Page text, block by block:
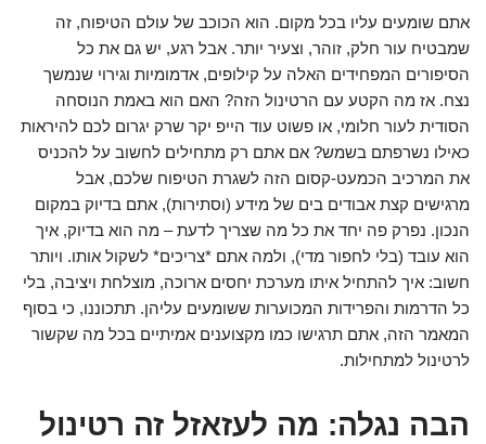
אתם שומעים עליו בכל מקום. הוא הכוכב של עולם הטיפוח, זה
שמבטיח עור חלק, זוהר, וצעיר יותר. אבל רגע, יש גם את כל
הסיפורים המפחידים האלה על קילופים, אדמומיות וגירוי שנמשך
נצח. אז מה הקטע עם הרטינול הזה? האם הוא באמת הנוסחה
הסודית לעור חלומי, או פשוט עוד הייפ יקר שרק יגרום לכם להיראות
כאילו נשרפתם בשמש? אם אתם רק מתחילים לחשוב על להכניס
את המרכיב הכמעט-קסום הזה לשגרת הטיפוח שלכם, אבל
מרגישים קצת אבודים בים של מידע (וסתירות), אתם בדיוק במקום
הנכון. נפרק פה יחד את כל מה שצריך לדעת – מה הוא בדיוק, איך
הוא עובד (בלי לחפור מדי), ולמה אתם *צריכים* לשקול אותו. ויותר
חשוב: איך להתחיל איתו מערכת יחסים ארוכה, מוצלחת ויציבה, בלי
כל הדרמות והפרידות המכוערות ששומעים עליהן. תתכוננו, כי בסוף
המאמר הזה, אתם תרגישו כמו מקצוענים אמיתיים בכל מה שקשור
לרטינול למתחילות.
הבה נגלה: מה לעזאזל זה רטינול